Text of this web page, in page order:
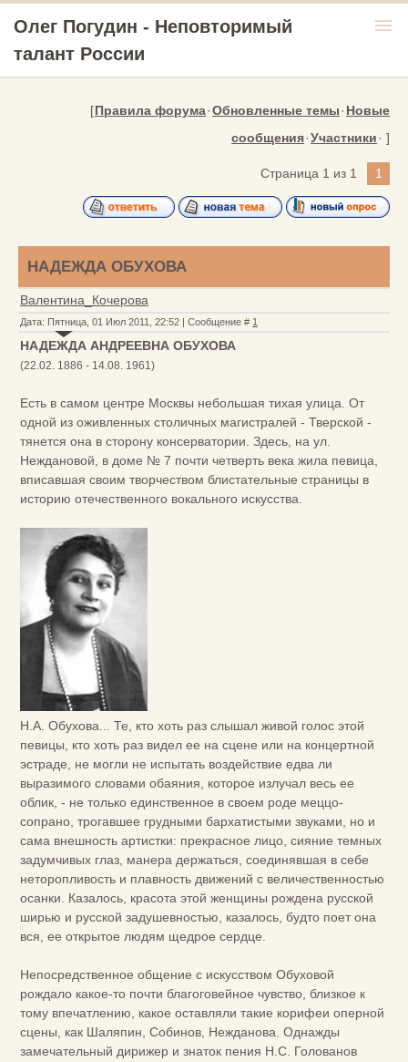
Олег Погудин - Неповторимый
талант России
menu
[Правила форума·Обновленные темы·Новые
сообщения·Участники· ]
Страница 1 из 1 1
НАДЕЖДА ОБУХОВА
Валентина_Кочерова
Дата: Пятница, 01 Июл 2011, 22:52 | Сообщение # 1
НАДЕЖДА АНДРЕЕВНА ОБУХОВА
(22.02. 1886 - 14.08. 1961)
Есть в самом центре Москвы небольшая тихая улица. От
одной из оживленных столичных магистралей - Тверской -
тянется она в сторону консерватории. Здесь, на ул.
Неждановой, в доме № 7 почти четверть века жила певица,
вписавшая своим творчеством блистательные страницы в
историю отечественного вокального искусства.
Н.А. Обухова... Те, кто хоть раз слышал живой голос этой
певицы, кто хоть раз видел ее на сцене или на концертной
эстраде, не могли не испытать воздействие едва ли
выразимого словами обаяния, которое излучал весь ее
облик, - не только единственное в своем роде меццо-
сопрано, трогавшее грудными бархатистыми звуками, но и
сама внешность артистки: прекрасное лицо, сияние темных
задумчивых глаз, манера держаться, соединявшая в себе
неторопливость и плавность движений с величественностью
осанки. Казалось, красота этой женщины рождена русской
ширью и русской задушевностью, казалось, будто поет она
вся, ее открытое людям щедрое сердце.
Непосредственное общение с искусством Обуховой
рождало какое-то почти благоговейное чувство, близкое к
тому впечатлению, какое оставляли такие корифеи оперной
сцены, как Шаляпин, Собинов, Нежданова. Однажды
замечательный дирижер и знаток пения Н.С. Голованов